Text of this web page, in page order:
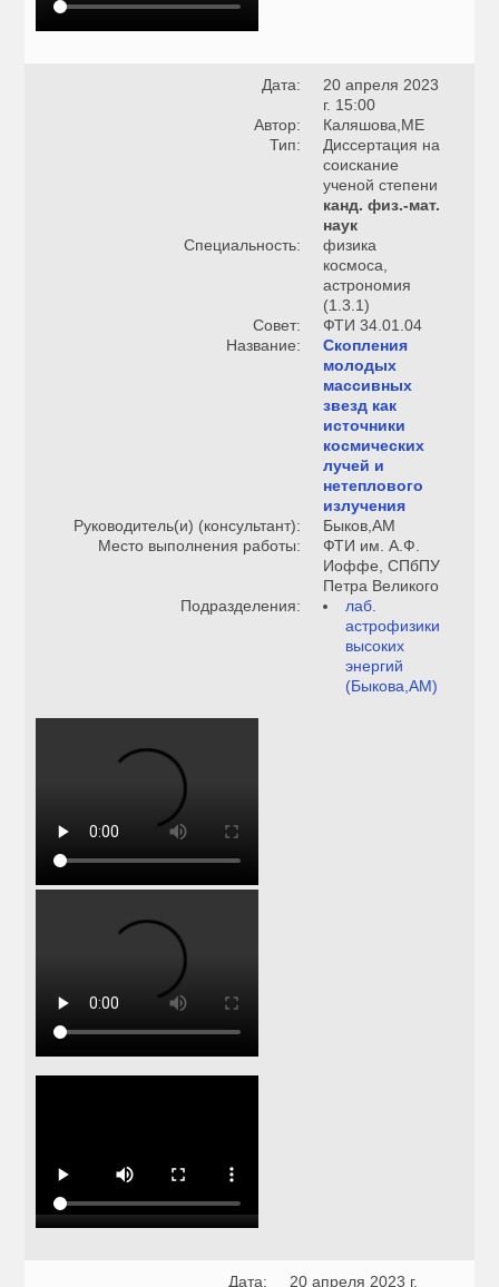
Дата:
20 апреля 2023
г. 15:00
Автор:
Каляшова,МЕ
Тип:
Диссертация на
соискание
ученой степени
канд. физ.-мат.
наук
Специальность:
физика
космоса,
астрономия
(1.3.1)
Совет:
ФТИ 34.01.04
Название:
Скопления
молодых
массивных
звезд как
источники
космических
лучей и
нетеплового
излучения
Руководитель(и) (консультант):
Быков,АМ
Место выполнения работы:
ФТИ им. А.Ф.
Иоффе, СПбПУ
Петра Великого
Подразделения:
лаб.
астрофизики
высоких
энергий
(Быкова,АМ)
Дата: 20 апреля 2023 г.